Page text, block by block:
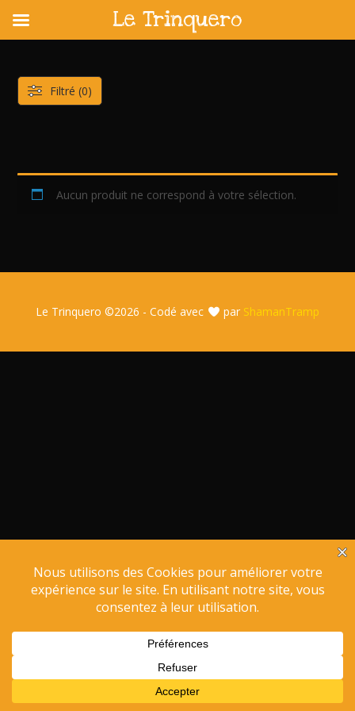
content
Aucun produit ne correspond à votre sélection.
Filtré (0)
Le Trinquero ©2026 - Codé avec par ShamanTramp
Le Trinquero